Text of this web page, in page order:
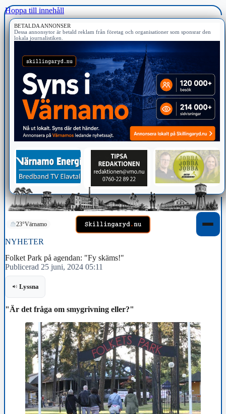
Hoppa till innehåll
BETALDA ANNONSER
Dessa annonsytor är betald reklam från företag och organisationer som sponsrar den
lokala journalistiken.
23°Värnamo
NYHETER
Folket Park på agendan: "Fy skäms!"
Publicerad 25 juni, 2024 05:11
Lyssna
"Är det fråga om smygrivning eller?"